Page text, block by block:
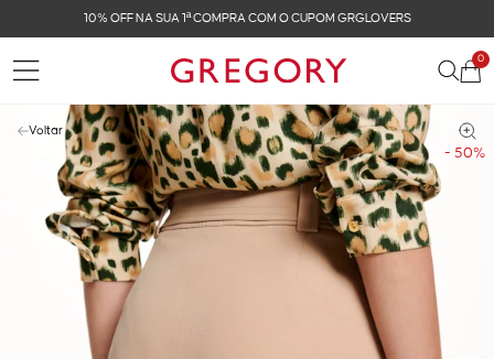
GRGLOVERS FRETE GRÁTIS NAS COMPRAS
0
- 50%
Voltar